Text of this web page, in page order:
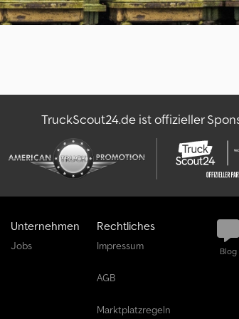
TruckScout24.de ist offizieller
Unternehmen
Jobs
Rechtliches
Impressum
AGB
Marktplatzregeln
Blog